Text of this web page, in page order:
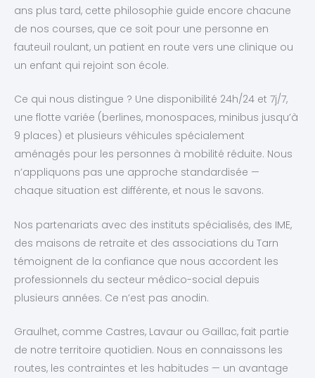
ans plus tard, cette philosophie guide encore chacune
de nos courses, que ce soit pour une personne en
fauteuil roulant, un patient en route vers une clinique ou
un enfant qui rejoint son école.
Ce qui nous distingue ? Une disponibilité 24h/24 et 7j/7,
une flotte variée (berlines, monospaces, minibus jusqu’à
9 places) et plusieurs véhicules spécialement
aménagés pour les personnes à mobilité réduite. Nous
n’appliquons pas une approche standardisée —
chaque situation est différente, et nous le savons.
Nos partenariats avec des instituts spécialisés, des IME,
des maisons de retraite et des associations du Tarn
témoignent de la confiance que nous accordent les
professionnels du secteur médico-social depuis
plusieurs années. Ce n’est pas anodin.
Graulhet, comme Castres, Lavaur ou Gaillac, fait partie
de notre territoire quotidien. Nous en connaissons les
routes, les contraintes et les habitudes — un avantage